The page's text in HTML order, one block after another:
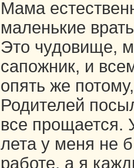
Мама
маленькие
Это чудовище,
сапожник, и
опять же
Родителей
все прощается.
лета у меня не
работе, а я